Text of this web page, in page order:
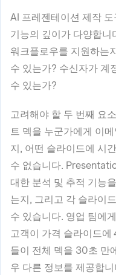
AI 프레젠테이션 제작
기능의 깊이가 다양합니
워크플로우를 지원하는
수 있는가? 수신자가 계
수 있는가?
고려해야 할 두 번째 요
트 덱을 누군가에게 이
지, 어떤 슬라이드에 시
수 없습니다.
대한 분석 및 추적 기능
는지, 그리고 각 슬라이
수 있습니다. 영업 팀에
고객이 가격 슬라이드에
들이 전체 덱을 30초 만
우 다른 정보를 제공합